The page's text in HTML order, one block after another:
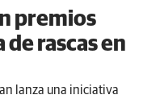
premios
de rascas en
lanza una iniciativa